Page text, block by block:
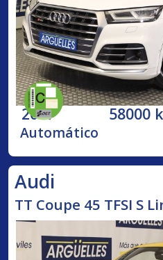
2017 58000
Automático
Audi
TT Coupe 45 TFSI S